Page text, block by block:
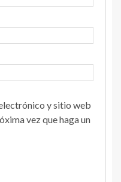
y sitio web
vez que haga un